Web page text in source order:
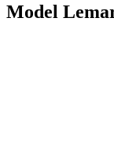
Model